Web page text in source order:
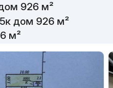
926 м²
дом 926 м²
м²